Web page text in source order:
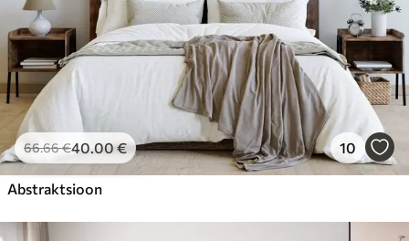
66.66€40.00€ 10
Abstraktsioon